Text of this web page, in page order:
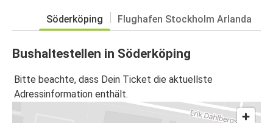
Söderköping Flughafen Stockholm Arlanda
Bushaltestellen in Söderköping
Bitte beachte, dass Dein Ticket die aktuellste
Adressinformation enthält.